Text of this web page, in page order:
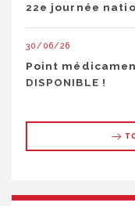
22e journée
30/06/26
Point
DISPONIBLE !